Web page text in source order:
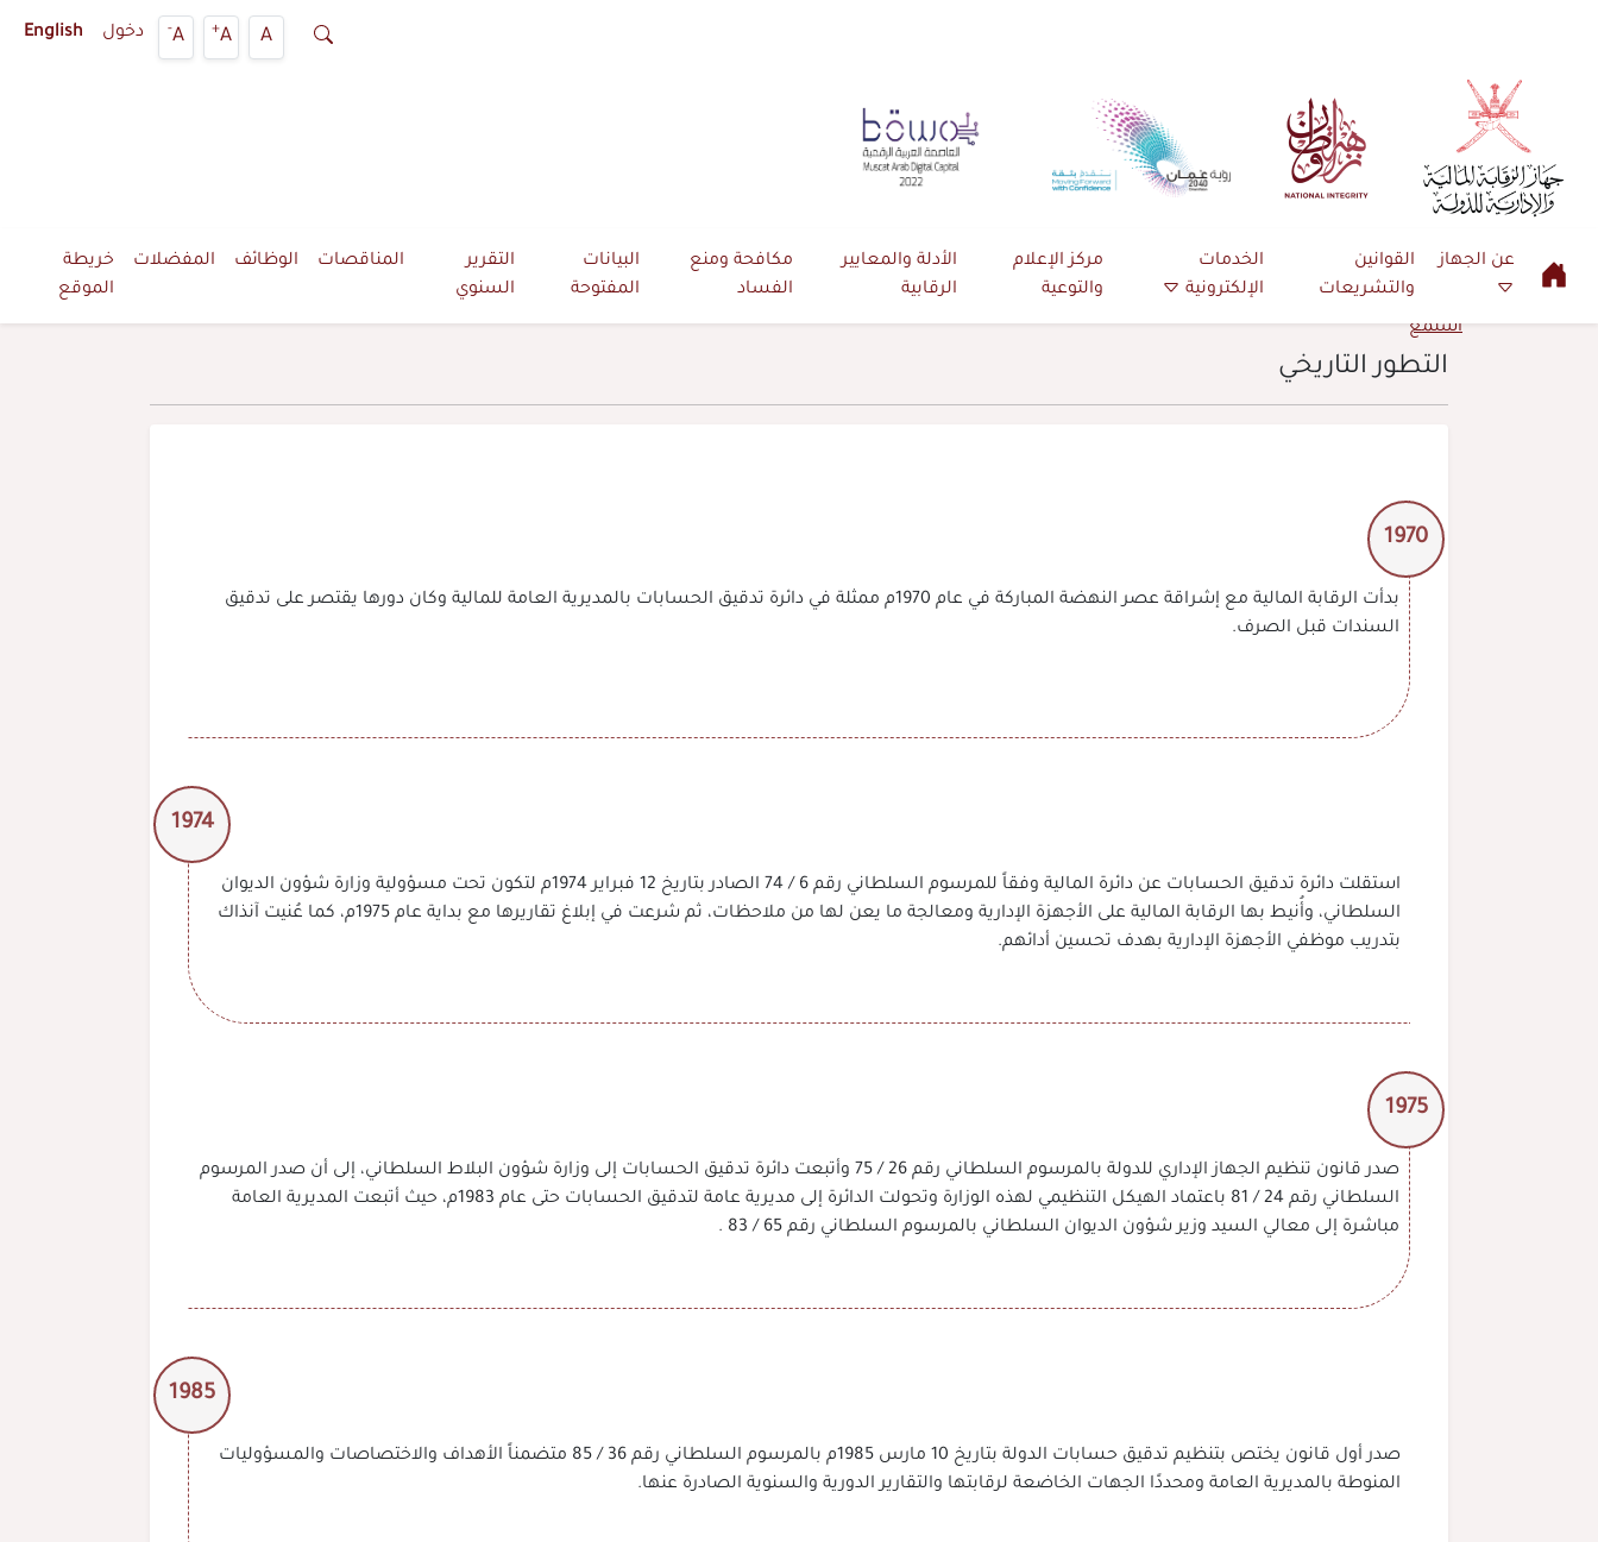
A
A
+
A
- دخول English
عن الجهاز
القوانين
والتشريعات
الخدمات
الإلكترونية
مركز الإعلام
والتوعية
الأدلة والمعايير
الرقابية
مكافحة ومنع
الفساد
البيانات
المفتوحة
التقرير
السنوي
المناقصات الوظائف المفضلات
خريطة
الموقع
استمع
التطور التاريخي
1970
بدأت الرقابة المالية مع إشراقة عصر النهضة المباركة في عام 1970م ممثلة في دائرة تدقيق الحسابات بالمديرية العامة للمالية وكان دورها يقتصر على تدقيق
السندات قبل الصرف.
1974
استقلت دائرة تدقيق الحسابات عن دائرة المالية وفقاً للمرسوم السلطاني رقم 6 / 74 الصادر بتاريخ 12 فبراير 1974م لتكون تحت مسؤولية وزارة شؤون الديوان
السلطاني، وأُنيط بها الرقابة المالية على الأجهزة الإدارية ومعالجة ما يعن لها من ملاحظات، ثم شرعت في إبلاغ تقاريرها مع بداية عام 1975م، كما عُنيت آنذاك
بتدريب موظفي الأجهزة الإدارية بهدف تحسين أدائهم.
1975
صدر قانون تنظيم الجهاز الإداري للدولة بالمرسوم السلطاني رقم 26 / 75 وأتبعت دائرة تدقيق الحسابات إلى وزارة شؤون البلاط السلطاني، إلى أن صدر المرسوم
السلطاني رقم 24 / 81 باعتماد الهيكل التنظيمي لهذه الوزارة وتحولت الدائرة إلى مديرية عامة لتدقيق الحسابات حتى عام 1983م، حيث أتبعت المديرية العامة
مباشرة إلى معالي السيد وزير شؤون الديوان السلطاني بالمرسوم السلطاني رقم 65 / 83 .
1985
صدر أول قانون يختص بتنظيم تدقيق حسابات الدولة بتاريخ 10 مارس 1985م بالمرسوم السلطاني رقم 36 / 85 متضمناً الأهداف والاختصاصات والمسؤوليات
المنوطة بالمديرية العامة ومحددًا الجهات الخاضعة لرقابتها والتقارير الدورية والسنوية الصادرة عنها.